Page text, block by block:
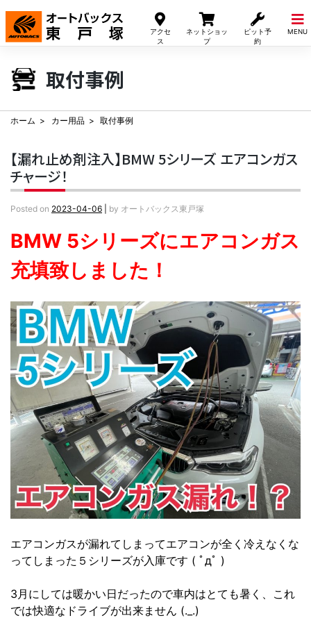
アクセ
ス
ネットショッ
プ
ピット予
約
MENU
Skip
content
取付事例
ホーム カー用品 取付事例
【漏れ止め剤注入】BMW 5シリーズ エアコンガス
チャージ！
Posted on 2023-04-06 by オートバックス東戸塚
BMW 5シリーズにエアコンガス
充填致しました！
エアコンガスが漏れてしまってエアコンが全く冷えなくな
ってしまった５シリーズが入庫です ( ﾟдﾟ )
3月にしては暖かい日だったので車内はとても暑く、これ
では快適なドライブが出来ません (._.)